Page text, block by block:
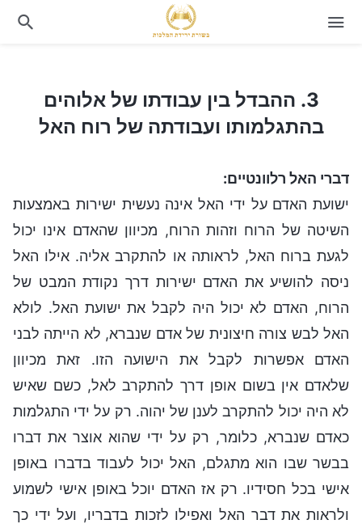
3. ההבדל בין עבודתו של אלוהים
בהתגלמותו ועבודתה של רוח האל
דברי האל רלוונטיים:
ישועת האדם על ידי האל אינה נעשית ישירות באמצעות
השיטה של הרוח וזהות הרוח, מכיוון שהאדם אינו יכול
לגעת ברוח האל, לראותה או להתקרב אליה. אילו האל
ניסה להושיע את האדם ישירות דרך נקודת המבט של
הרוח, האדם לא יכול היה לקבל את ישועת האל. לולא
האל לבש צורה חיצונית של אדם שנברא, לא הייתה לבני
האדם אפשרות לקבל את הישועה הזו. זאת מכיוון
שלאדם אין בשום אופן דרך להתקרב לאל, כשם שאיש
לא היה יכול להתקרב לענן של יהוה. רק על ידי התגלמות
כאדם שנברא, כלומר, רק על ידי שהוא אוצר את דברו
בבשר שבו הוא מתגלם, האל יכול לעבוד בדברו באופן
אישי בכל חסידיו. רק אז האדם יוכל באופן אישי לשמוע
ולראות את דבר האל ואפילו לזכות בדבריו, ועל ידי כך